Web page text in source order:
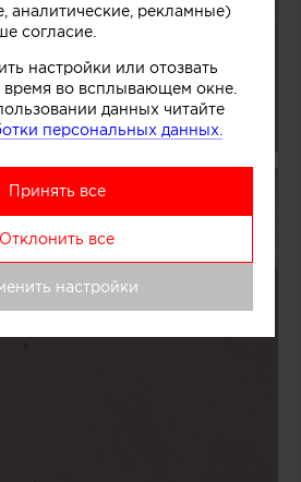
аналитические, рекламные)
согласие.
настройки или отозвать
время во всплывающем окне.
данных читайте
персональных данных.
Принять все
Отклонить все
настройки